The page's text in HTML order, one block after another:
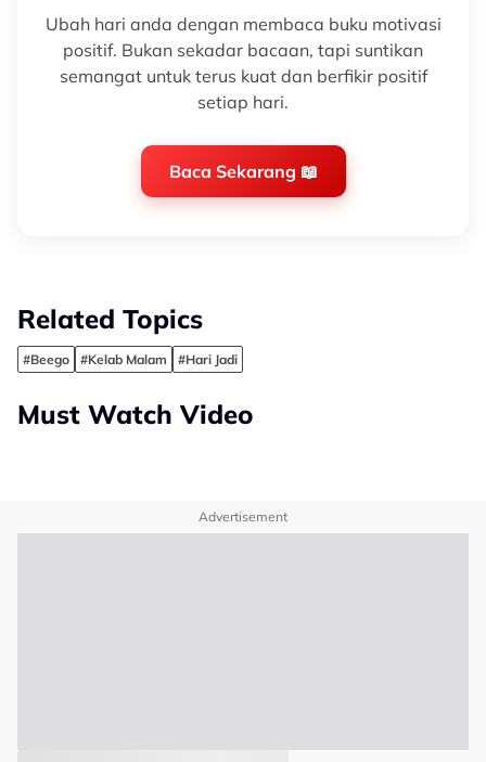
Ubah hari anda dengan membaca buku motivasi
positif. Bukan sekadar bacaan, tapi suntikan
semangat untuk terus kuat dan berfikir positif
setiap hari.
Baca Sekarang 📖
Related Topics
#Beego #Kelab Malam #Hari Jadi
Must Watch Video
Advertisement